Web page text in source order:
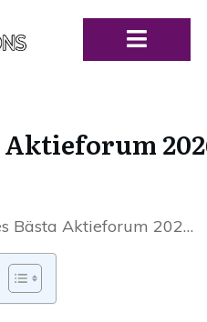
Aktieforum
Sveriges Bästa Aktieforum 2026 – Komplett Lista & Guide för Investerare